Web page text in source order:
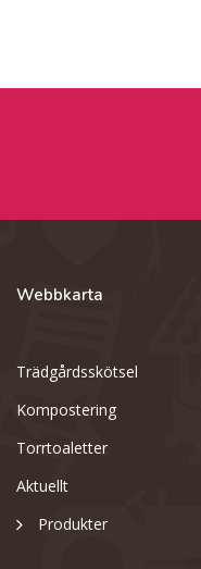
Webbkarta
Trädgårdsskötsel
Kompostering
Torrtoaletter
Aktuellt
Produkter